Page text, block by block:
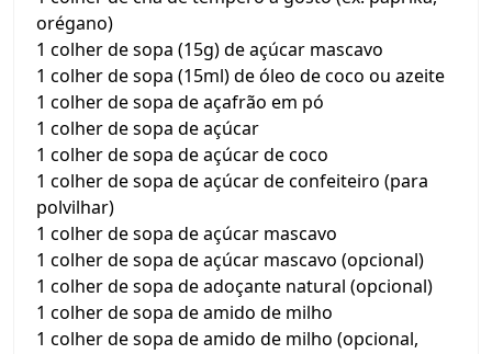
orégano)
1 colher de sopa (15g) de açúcar mascavo
1 colher de sopa (15ml) de óleo de coco ou azeite
1 colher de sopa de açafrão em pó
1 colher de sopa de açúcar
1 colher de sopa de açúcar de coco
1 colher de sopa de açúcar de confeiteiro (para
polvilhar)
1 colher de sopa de açúcar mascavo
1 colher de sopa de açúcar mascavo (opcional)
1 colher de sopa de adoçante natural (opcional)
1 colher de sopa de amido de milho
1 colher de sopa de amido de milho (opcional,